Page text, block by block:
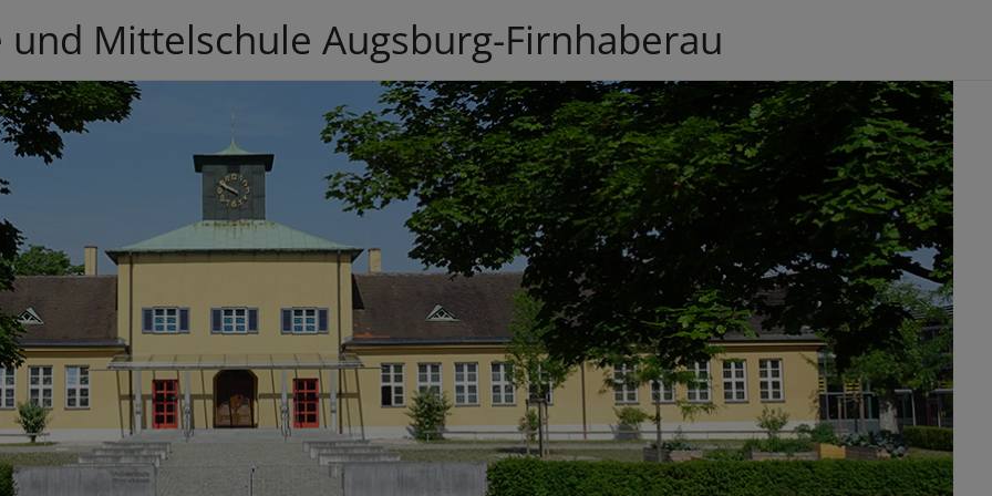
und Mittelschule Augsburg-Firnhaberau